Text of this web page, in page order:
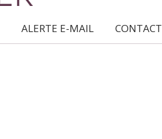
ALERTE E-MAIL CONTACT